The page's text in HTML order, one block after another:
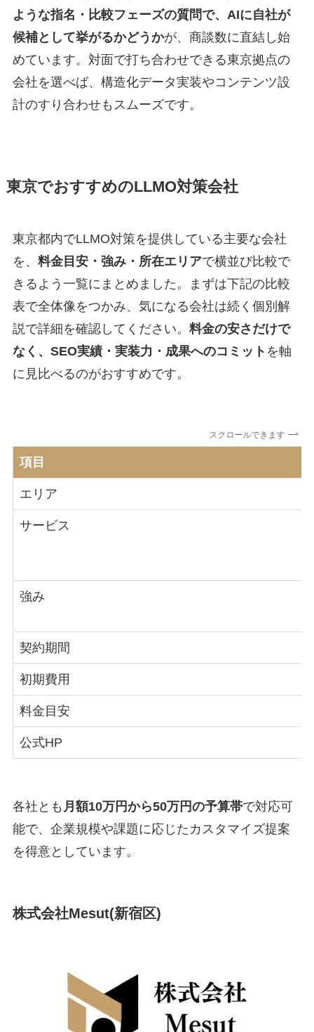
ような指名・比較フェーズの質問で、AIに自社が
候補として挙がるかどうかが、商談数に直結し始
めています。対面で打ち合わせできる東京拠点の
会社を選べば、構造化データ実装やコンテンツ設
計のすり合わせもスムーズです。
東京でおすすめのLLMO対策会社
東京都内でLLMO対策を提供している主要な会社
を、 料金目安・強み・所在エリアで横並び比較で
きるよう一覧にまとめました。まずは下記の比較
表で全体像をつかみ、気になる会社は続く個別解
説で詳細を確認してください。 料金の安さだけで
なく、SEO実績・実装力・成果へのコミット を軸
に見比べるのがおすすめです。
スクロールできます
項目
エリア
サービス
強み
契約期間
初期費用
料金目安
公式HP
各社とも 月額10万円から50万円の予算帯で対応可
能で、企業規模や課題に応じたカスタマイズ提案
を得意としています。
株式会社Mesut(新宿区)